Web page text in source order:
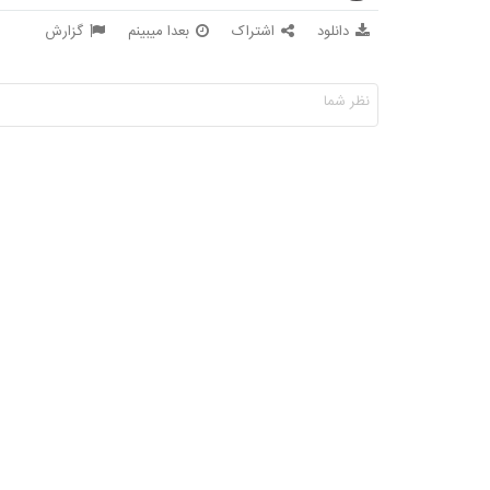
دانلود اشتراک بعدا میبینم گزارش